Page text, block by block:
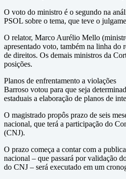
O voto do ministro é o segundo na
PSOL sobre o tema, que teve o
O relator, Marco Aurélio Mello
apresentado voto, também na linha do
de direitos. Os demais ministros da
posições.
Planos de enfrentamento a violações
Barroso votou para que seja
estaduais a elaboração de planos de
O magistrado propôs prazo de seis
nacional, que terá a participação do
(CNJ).
O prazo começa a contar com a
nacional – que passará por validação
do CNJ – será executado em um